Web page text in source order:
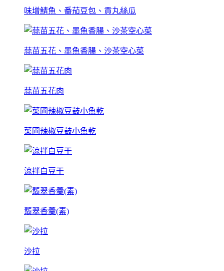
味增鯖魚、番茄豆包、貢丸絲瓜
蒜苗五花、墨魚香腸、沙茶空心菜
蒜苗五花肉
菜圃辣椒豆鼓小魚乾
涼拌白豆干
翡翠香羹(素)
沙拉